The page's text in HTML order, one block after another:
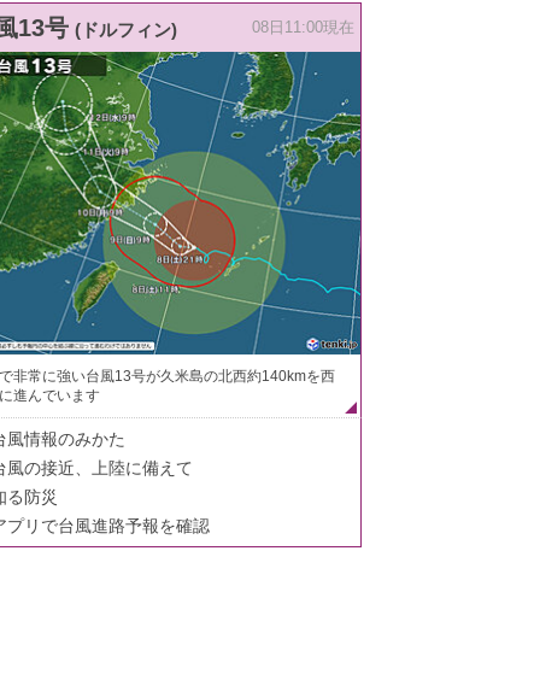
13号 (ドルフィン) 08日11:00現在
非常に強い台風13号が久米島の北西約140kmを西
進んでいます
風情報のみかた
風の接近、上陸に備えて
る防災
プリで台風進路予報を確認